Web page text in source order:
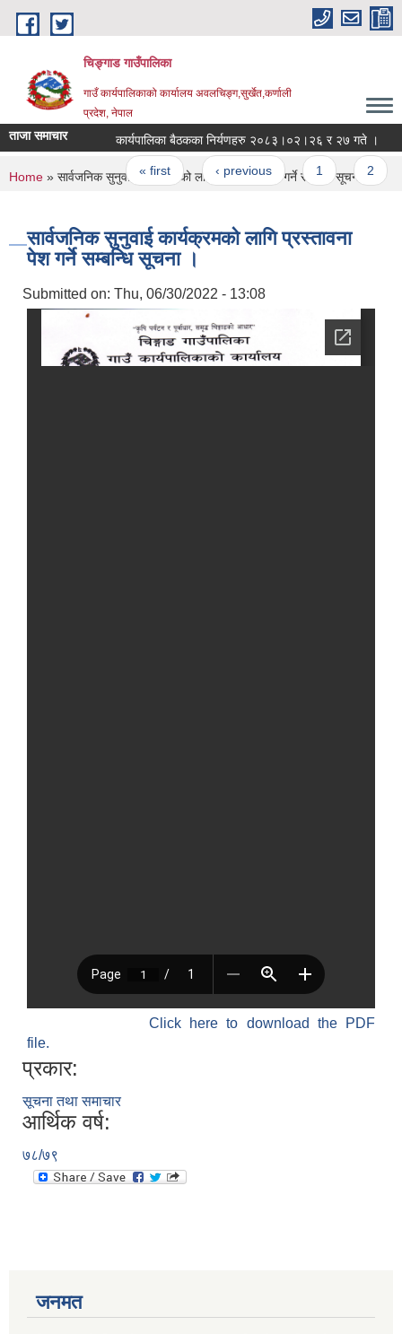
Skip to main content
चिङ्गाड गाउँपालिका
गाउँ कार्यपालिकाको कार्यालय अवलचिङ्ग,सुर्खेत,कर्णाली
प्रदेश, नेपाल
ताजा समाचार कार्यपालिका बैठकका निर्यणहरु २०८३।०२।२६ र २७ गते ।
Pages
« first ‹ previous 1 2
You are here
Home » सार्वजनिक सुनुवाई कार्यक्रमको लागि प्रस्तावना पेश गर्ने सम्बन्धि सूचना ।
सार्वजनिक सुनुवाई कार्यक्रमको लागि प्रस्तावना
पेश गर्ने सम्बन्धि सूचना ।
Submitted on: Thu, 06/30/2022 - 13:08
Click here to download the PDF
file.
प्रकार:
सूचना तथा समाचार
आर्थिक वर्ष:
७८/७९
जनमत